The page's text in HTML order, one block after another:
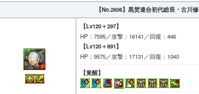
【No.2606】 黒焚連合初代総長・古川修
【Lv120＋297】
HP：7595／攻撃：16141／回復：446
【Lv120＋891】
HP：9575／攻撃：17131／回復：1040
【覚醒】